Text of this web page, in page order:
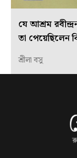
যে আশ্রম
তা পেয়েছিলেন
শ্রীলা বসু